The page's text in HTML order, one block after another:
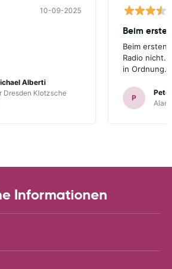
10-09-2025
Alberti
Dresden Klotzsche
Beim
Beim ersten
Radio nicht.
in Ordnung.
P
Informationen